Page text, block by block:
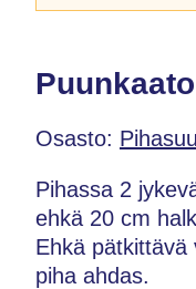
Osasto:
Pihassa 2
ehkä 20 cm
Ehkä pätkittävä
piha ahdas.